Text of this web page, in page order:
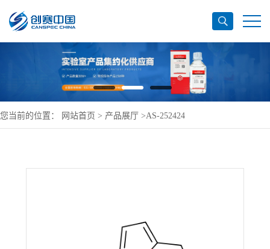
您当前的位置： 网站首页 > 产品展厅 >AS-252424